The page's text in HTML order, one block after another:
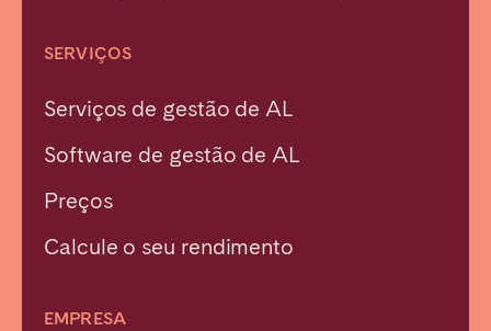
SERVIÇOS
Serviços de gestão de AL
Software de gestão de AL
Preços
Calcule o seu rendimento
EMPRESA